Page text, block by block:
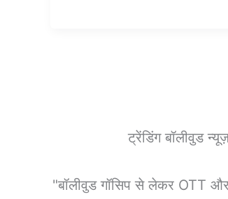
ट्रेंडिंग बॉलीवुड
"बॉलीवुड गॉसिप से लेकर OTT